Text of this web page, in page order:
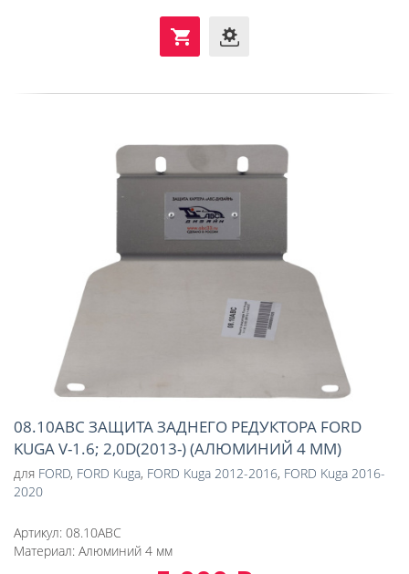
08.10ABC ЗАЩИТА ЗАДНЕГО РЕДУКТОРА FORD
KUGA V-1.6; 2,0D(2013-) (АЛЮМИНИЙ 4 ММ)
для FORD, FORD Kuga, FORD Kuga 2012-2016, FORD Kuga 2016-
2020
Артикул: 08.10ABC
Материал: Алюминий 4 мм